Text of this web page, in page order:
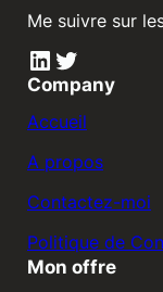
Me suivre sur
LinkedIn Twitter
Company
Accueil
A propos
Contactez-moi
Politique de
Mon offre